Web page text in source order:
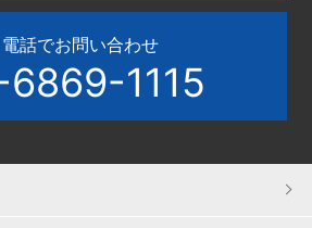
話でお問い合わせ
1115